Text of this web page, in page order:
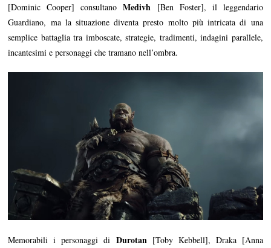
[Dominic Cooper] consultanoMedivh [Ben Foster], il leggendario
Guardiano, ma la situazione diventa presto molto più intricata di una
semplice battaglia tra imboscate, strategie, tradimenti, indagini parallele,
incantesimi e personaggi che tramano nell’ombra.
Memorabili i personaggi di Durotan[Toby Kebbell], Draka [Anna